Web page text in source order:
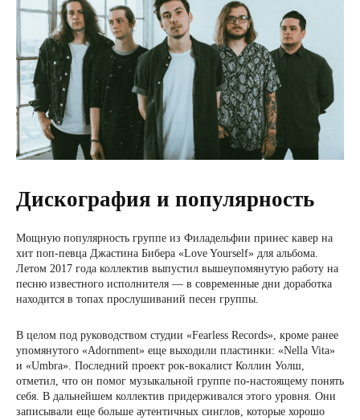
Дискография и популярность
Мощную популярность группе из Филадельфии принес кавер на
хит поп-певца Джастина Бибера «Love Yourself» для альбома.
Летом 2017 года коллектив выпустил вышеупомянутую работу на
песню известного исполнителя — в современные дни доработка
находится в топах прослушиваний песен группы.
В целом под руководством студии «Fearless Records», кроме ранее
упомянутого «Adornment» еще выходили пластинки: «Nella Vita»
и «Umbra». Последний проект рок-вокалист Коллин Уолш,
отметил, что он помог музыкальной группе по-настоящему понять
себя. В дальнейшем коллектив придерживался этого уровня. Они
записывали еще больше аутентичных синглов, которые хорошо